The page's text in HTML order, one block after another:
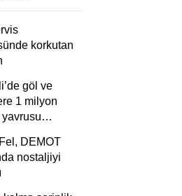
korkutan
göl ve
1 milyon
DEMOT
nostaljiyi